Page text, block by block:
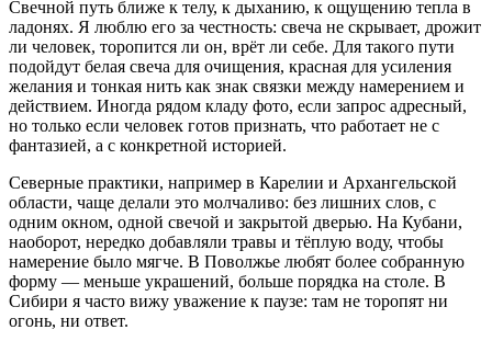
Свечной путь ближе к телу, к дыханию, к ощущению тепла в
ладонях. Я люблю его за честность: свеча не скрывает, дрожит
ли человек, торопится ли он, врёт ли себе. Для такого пути
подойдут белая свеча для очищения, красная для усиления
желания и тонкая нить как знак связки между намерением и
действием. Иногда рядом кладу фото, если запрос адресный,
но только если человек готов признать, что работает не с
фантазией, а с конкретной историей.
Северные практики, например в Карелии и Архангельской
области, чаще делали это молчаливо: без лишних слов, с
одним окном, одной свечой и закрытой дверью. На Кубани,
наоборот, нередко добавляли травы и тёплую воду, чтобы
намерение было мягче. В Поволжье любят более собранную
форму — меньше украшений, больше порядка на столе. В
Сибири я часто вижу уважение к паузе: там не торопят ни
огонь, ни ответ.